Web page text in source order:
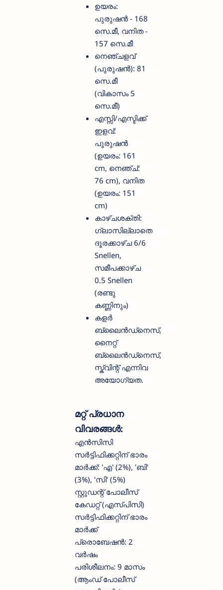
ഉയരം:
പുരുഷൻ - 168
സെ.മീ, വനിത -
157 സെ.മീ
നെഞ്ചളവ്
(പുരുഷൻ): 81
സെ.മീ
(വികാസം 5
സെ.മീ)
എസ്സി/എസ്ടിക്ക്
ഇളവ്:
പുരുഷൻ
(ഉയരം: 161
cm, നെഞ്ച്:
76 cm), വനിത
(ഉയരം: 151
cm)
കാഴ്ചശക്തി:
ഗ്ലാസില്ലാതെ
ദൂരക്കാഴ്ച 6/6
Snellen,
സമീപക്കാഴ്ച
0.5 Snellen
(രണ്ടു
കണ്ണിനും)
കളർ
ബ്ലൈൻഡ്നെസ്,
നൈറ്റ്
ബ്ലൈൻഡ്നെസ്,
സ്ക്വിന്റ് എന്നിവ
അയോഗ്യത.
മറ്റ് പ്രധാന
വിവരങ്ങൾ:
എൻസിസി
സർട്ടിഫിക്കറ്റിന് ഭാരം
മാർക്ക്: 'എ' (2%), 'ബി'
(3%), 'സി' (5%)
സ്റ്റുഡന്റ് പോലീസ്
കേഡറ്റ് (എസ്പിസി)
സർട്ടിഫിക്കറ്റിന് ഭാരം
മാർക്ക്
പ്രൊബേഷൻ: 2
വർഷം
പരിശീലനം: 9 മാസം
(ആംഡ് പോലീസ്